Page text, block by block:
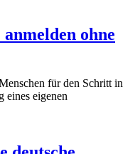
ohne
für den Schritt in
eines eigenen